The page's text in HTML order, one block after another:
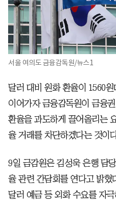
서울 여의도 금융감독원/뉴스1
달러 대비 원화 환율이 1560
이어가자 금융감독원이 금융
환율을 과도하게 끌어올리는
율 거래를 차단하겠다는 것이
9일 금감원은 김성욱 은행 담
율 관련 간담회를 연다고 밝
달러 예금 등 외화 수요를 자